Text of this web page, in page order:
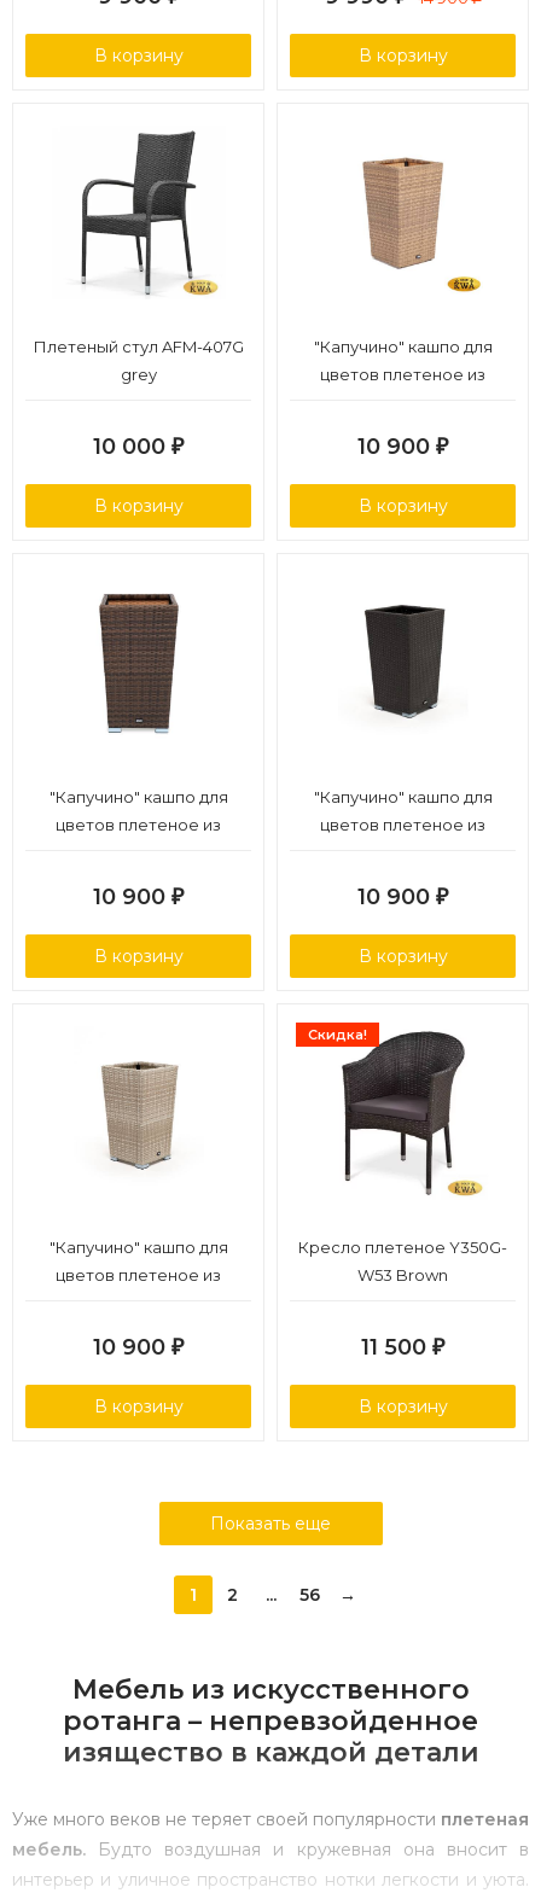
В корзину В корзину
Плетеный стул AFM-407G
grey
10 000 ₽
В корзину
"Капучино" кашпо для
цветов плетеное из
10 900 ₽
В корзину
"Капучино" кашпо для
цветов плетеное из
10 900 ₽
В корзину
"Капучино" кашпо для
цветов плетеное из
10 900 ₽
В корзину
"Капучино" кашпо для
цветов плетеное из
10 900 ₽
В корзину
Скидка!
Кресло плетеное Y350G-
W53 Brown
11 500 ₽
В корзину
Показать еще
1 2 ... 56 →
Мебель из искусственного
ротанга – непревзойденное
изящество в каждой детали
Уже много веков не теряет своей популярности плетеная
мебель. Будто воздушная и кружевная она вносит в
интерьер и уличное пространство нотки легкости и уюта.